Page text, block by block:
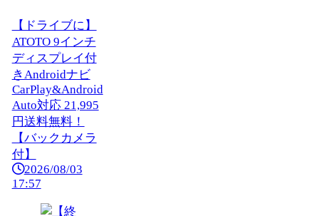
【ドライブに】
ATOTO 9インチ
ディスプレイ付
きAndroidナビ
CarPlay&Android
Auto対応 21,995
円送料無料！
【バックカメラ
付】
2026/08/03
17:57